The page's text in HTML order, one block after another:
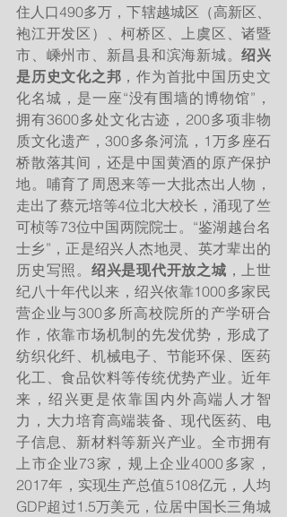
住人口490多万，下辖越城区（高新区、
袍江开发区）、柯桥区、上虞区、诸暨
市、嵊州市、新昌县和滨海新城。绍兴
是历史文化之邦 ，作为首批中国历史文
化名城，是一座“没有围墙的博物馆”，
拥有3600多处文化古迹，200多项非物
质文化遗产，300多条河流，1万多座石
桥散落其间，还是中国黄酒的原产保护
地。哺育了周恩来等一大批杰出人物，
走出了蔡元培等4位北大校长，涌现了竺
可桢等73位中国两院院士。“鉴湖越台名
士乡”，正是绍兴人杰地灵、英才辈出的
历史写照。 绍兴是现代开放之城 ，上世
纪八十年代以来，绍兴依靠1000多家民
营企业与300多所高校院所的产学研合
作，依靠市场机制的先发优势，形成了
纺织化纤、机械电子、节能环保、医药
化工、食品饮料等传统优势产业。近年
来，绍兴更是依靠国内外高端人才智
力，大力培育高端装备、现代医药、电
子信息、新材料等新兴产业。全市拥有
上市企业73家，规上企业4000多家，
2017年，实现生产总值5108亿元，人均
GDP超过1.5万美元，位居中国长三角城